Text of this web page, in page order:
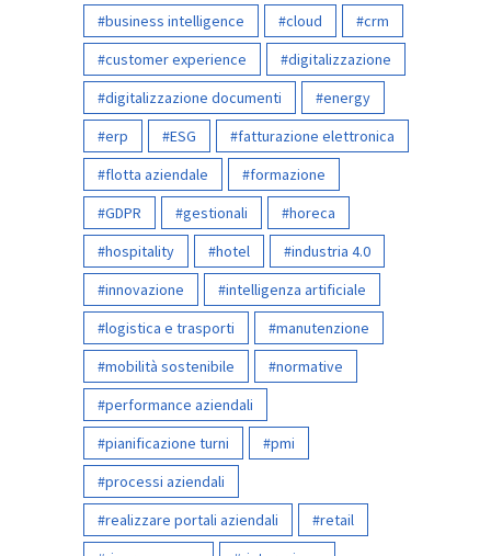
business intelligence
cloud
crm
customer experience
digitalizzazione
digitalizzazione documenti
energy
erp
ESG
fatturazione elettronica
flotta aziendale
formazione
GDPR
gestionali
horeca
hospitality
hotel
industria 4.0
innovazione
intelligenza artificiale
logistica e trasporti
manutenzione
mobilità sostenibile
normative
performance aziendali
pianificazione turni
pmi
processi aziendali
realizzare portali aziendali
retail